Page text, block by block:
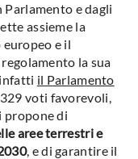
e dagli
assieme la
e il
la sua
il Parlamento
voti favorevoli,
propone di
aree terrestri e
, e di garantire il